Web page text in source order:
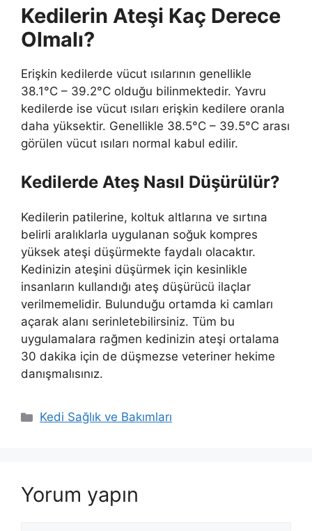
Kedilerin Ateşi Kaç Derece
Olmalı?
Erişkin kedilerde vücut ısılarının genellikle
38.1°C – 39.2°C olduğu bilinmektedir. Yavru
kedilerde ise vücut ısıları erişkin kedilere oranla
daha yüksektir. Genellikle 38.5°C – 39.5°C arası
görülen vücut ısıları normal kabul edilir.
Kedilerde Ateş Nasıl Düşürülür?
Kedilerin patilerine, koltuk altlarına ve sırtına
belirli aralıklarla uygulanan soğuk kompres
yüksek ateşi düşürmekte faydalı olacaktır.
Kedinizin ateşini düşürmek için kesinlikle
insanların kullandığı ateş düşürücü ilaçlar
verilmemelidir. Bulunduğu ortamda ki camları
açarak alanı serinletebilirsiniz. Tüm bu
uygulamalara rağmen kedinizin ateşi ortalama
30 dakika için de düşmezse veteriner hekime
danışmalısınız.
Kategoriler
Kedi Sağlık ve Bakımları
Yorum yapın